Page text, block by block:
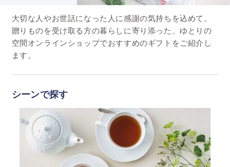
大切な人やお世話になった人に感謝の気持ちを込めて。
贈りものを受け取る方の暮らしに寄り添った、ゆとりの
空間オンラインショップでおすすめのギフトをご紹介し
ます。
シーンで探す